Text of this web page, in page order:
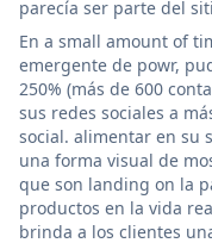
parecía ser parte del
En a small amount of
emergente de powr,
250% (más de 600
sus redes sociales a
social. alimentar en su
una forma visual de
que son landing on la
productos en la vida
brinda a los clientes